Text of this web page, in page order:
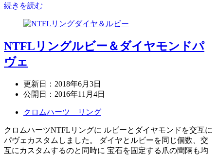
続きを読む
NTFLリングルビー＆ダイヤモンドパ
ヴェ
更新日： 2018年6月3日
公開日： 2016年11月4日
クロムハーツ リング
クロムハーツNTFLリングに ルビーとダイヤモンドを交互に
パヴェカスタムしました。 ダイヤとルビーを同じ個数、交
互にカスタムするのと同時に 宝石を固定する爪の間隔も均